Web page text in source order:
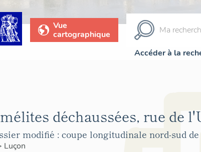
Vue
cartographique
Accéder à la
déchaussées, rue de
modifié : coupe longitudinale nord-sud
Luçon